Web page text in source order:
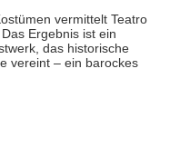
vermittelt Teatro
Ergebnis ist ein
das historische
vereint – ein barockes